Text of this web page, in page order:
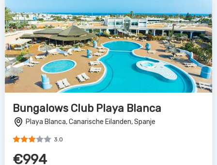
Bungalows Club Playa Blanca
Playa Blanca, Canarische Eilanden, Spanje
3.0
€994